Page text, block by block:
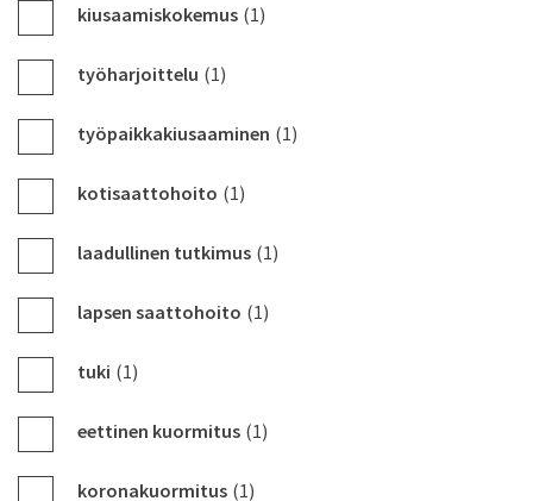
kiusaamiskokemus (1)
työharjoittelu (1)
työpaikkakiusaaminen (1)
kotisaattohoito (1)
laadullinen tutkimus (1)
lapsen saattohoito (1)
tuki (1)
eettinen kuormitus (1)
koronakuormitus (1)